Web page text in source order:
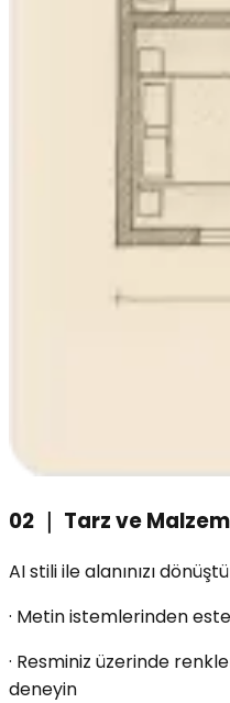
02 ｜ Tarz ve
AI stili ile alanınızı
· Metin istemlerinden
· Resminiz üzerinde
deneyin